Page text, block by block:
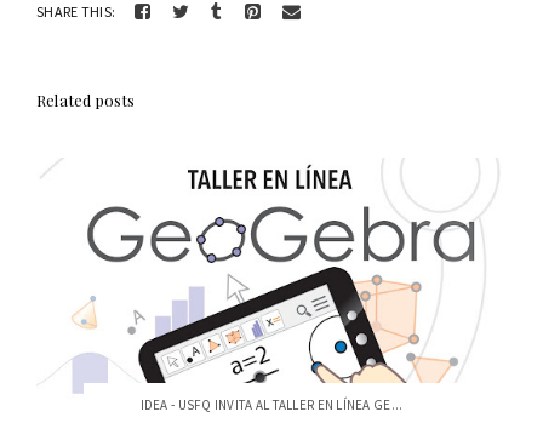
SHARE THIS:
Related posts
IDEA - USFQ INVITA AL TALLER EN LÍNEA GE...